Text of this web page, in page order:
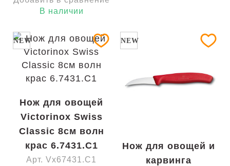
В наличии
NEW
Нож для овощей
Victorinox Swiss
Classic 8см волн
крас 6.7431.C1
Арт. Vx67431.C1
NEW
Нож для овощей и
карвинга